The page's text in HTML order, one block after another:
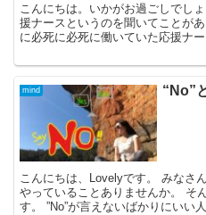
こんにちは。いかがお過ごしでしょうか。 看護師のみ
援ナースというのを聞いてことがありますか？ 本
に必死に必死に働いていた応援ナ
mind “No”
こんにちは、Lovelyです。 みなさんは、ホントは嫌なのに仕方なく
やっていることありませんか。 そんな経験は誰しもあると思いま
す。 ”No”が言えないばかりにいい人をずっと飾ってしまって結局疲